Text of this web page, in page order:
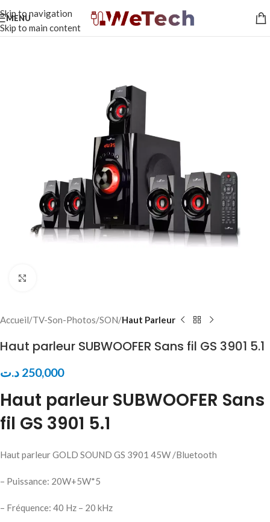
Skip to navigation
Skip to main content
MENU
Accueil TV-Son-Photos SON Haut Parleur
Haut parleur SUBWOOFER Sans fil GS 3901 5.1
250,000 د.ت
Haut parleur SUBWOOFER Sans
fil GS 3901 5.1
Haut parleur GOLD SOUND GS 3901 45W /Bluetooth
– Puissance: 20W+5W*5
– Fréquence: 40 Hz – 20 kHz